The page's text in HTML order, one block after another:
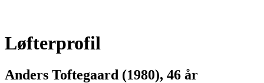
Løfterprofil
Anders Toftegaard (1980), 46 år